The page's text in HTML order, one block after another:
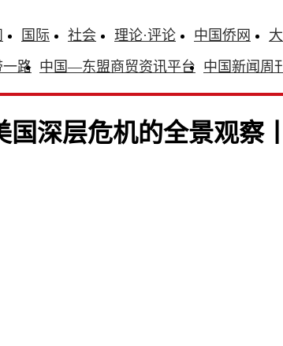
国际 社会 理论·评论 中国侨网
一路 中国—东盟商贸资讯平台 中国新闻周
深层危机的全景观察